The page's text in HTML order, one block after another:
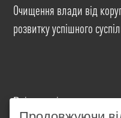
Очищення влади від
розвитку успішного
Всі матеріали на цьому
ліцензіїCreative